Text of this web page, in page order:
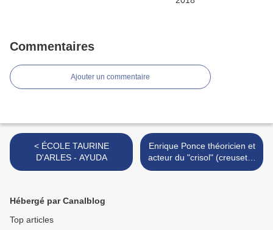
Commentaires
Ajouter un commentaire
< ÉCOLE TAURINE
D'ARLES - AYUDA
Enrique Ponce théoricien et
acteur du "crisol" (creuset) -
LE DÉBAT EST OUVERT >
Hébergé par Canalblog
Top articles